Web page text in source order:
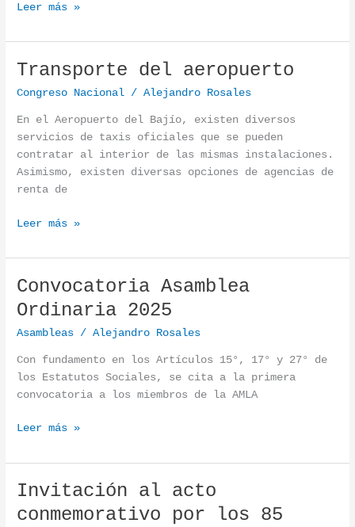
Leer más »
Transporte del aeropuerto
Congreso Nacional /Alejandro Rosales
En el Aeropuerto del Bajío, existen diversos
servicios de taxis oficiales que se pueden
contratar al interior de las mismas instalaciones.
Asimismo, existen diversas opciones de agencias de
renta de
Transporte del aeropuerto
Leer más »
Convocatoria Asamblea
Ordinaria 2025
Asambleas /Alejandro Rosales
Con fundamento en los Artículos 15°, 17° y 27° de
los Estatutos Sociales, se cita a la primera
convocatoria a los miembros de la AMLA
Convocatoria Asamblea Ordinaria 2025
Leer más »
Invitación al acto
conmemorativo por los 85
Invitación al acto conmemorativo por los 85 años del